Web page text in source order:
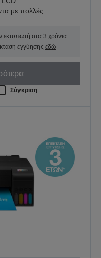
με πολλές
εκτυπωτή στα 3 χρόνια.
εγγύησης εδώ
Σύγκριση